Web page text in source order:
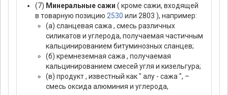
(7) Минеральные сажи ( кроме сажи, входящей
в товарную позицию 2530 или 2803 ), например:
(а) сланцевая сажа , смесь различных
силикатов и углерода, получаемая частичным
кальцинированием битуминозных сланцев;
(б) кремнеземная сажа , получаемая
кальцинированием смесей угля и кизельгура;
(в) продукт , известный как " алу - сажа ", –
смесь оксида алюминия и углерода,